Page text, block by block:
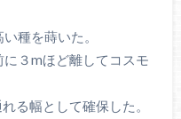
種を蒔いた。
３mほど離してコスモ
る幅として確保した。